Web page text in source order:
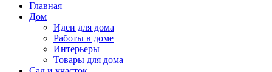
Главная
Дом
Идеи для дома
Работы в доме
Интерьеры
Товары для дома